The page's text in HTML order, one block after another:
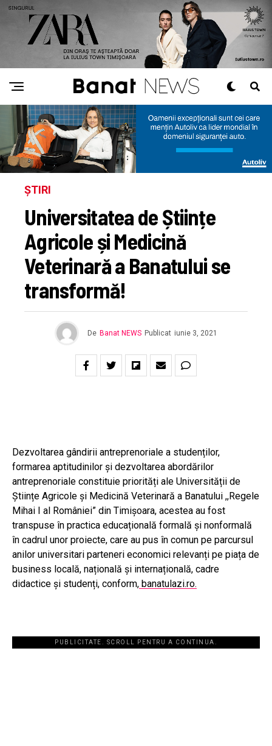
ȘTIRI
Universitatea de Științe
Agricole și Medicină
Veterinară a Banatului se
transformă!
De Banat NEWS Publicat iunie 3, 2021
Dezvoltarea gândirii antreprenoriale a studenților,
formarea aptitudinilor şi dezvoltarea abordărilor
antreprenoriale constituie priorități ale Universității de
Științe Agricole și Medicină Veterinară a Banatului ,,Regele
Mihai I al României” din Timișoara, acestea au fost
transpuse în practica educațională formală și nonformală
în cadrul unor proiecte, care au pus în comun pe parcursul
anilor universitari parteneri economici relevanți pe piața de
business locală, națională și internațională, cadre
didactice și studenți, conform, banatulazi.ro.
PUBLICITATE. SCROLL PENTRU A CONTINUA.